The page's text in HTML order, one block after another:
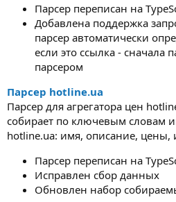
Парсер переписан на
Добавлена поддержка
парсер автоматически
если это ссылка - сначала
парсером
Парсер hotline.ua
Парсер для агрегатора цен
собирает по ключевым словам
hotline.ua: имя, описание, цены,
Парсер переписан на
Исправлен сбор данных
Обновлен набор